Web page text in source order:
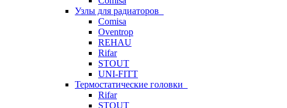
Узлы для радиаторов
Comisa
Oventrop
REHAU
Rifar
STOUT
UNI-FITT
Термостатические головки
Rifar
STOUT